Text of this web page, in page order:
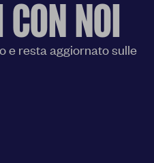
NOI
e resta aggiornato sulle